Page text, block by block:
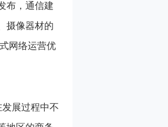
布，通信建
摄像器材的
网络运营优
展过程中不